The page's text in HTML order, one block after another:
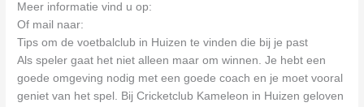
Meer informatie vind u op:
Of mail naar:
Tips om de voetbalclub in Huizen te vinden die bij je past
Als speler gaat het niet alleen maar om winnen. Je hebt een
goede omgeving nodig met een goede coach en je moet vooral
geniet van het spel. Bij Cricketclub Kameleon in Huizen geloven